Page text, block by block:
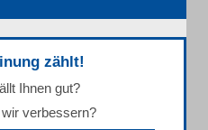
zählt!
Ihnen gut?
verbessern?